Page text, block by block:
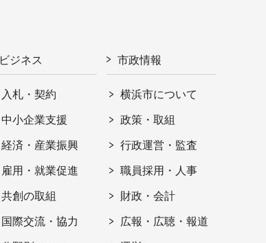
ビジネス
入札・契約
中小企業支援
経済・産業振興
雇用・就業促進
共創の取組
国際交流・協力
市政情報
横浜市について
政策・取組
行政運営・監査
職員採用・人事
財政・会計
広報・広聴・報道